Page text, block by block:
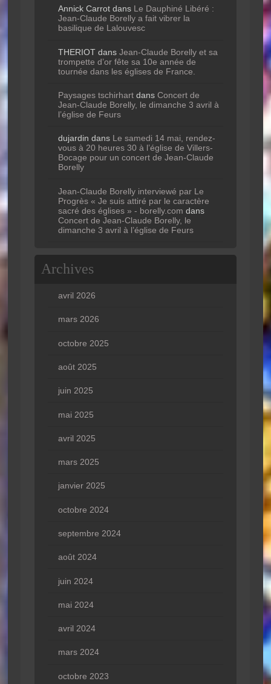
Annick Carrotdans Le Dauphiné Libéré :
Jean-Claude Borelly a fait vibrer la
basilique de Lalouvesc
THERIOTdans Jean-Claude Borelly et sa
trompette d’or fête sa 10e année de
tournée dans les églises de France.
Paysages tschirhartdans Concert de
Jean-Claude Borelly, le dimanche 3 avril à
l’église de Feurs
dujardin dans Le samedi 14 mai, rendez-
vous à 20 heures 30 à l’église de Villers-
Bocage pour un concert de Jean-Claude
Borelly
Jean-Claude Borelly interviewé par Le
Progrès « Je suis attiré par le caractère
sacré des églises » - borelly.com dans
Concert de Jean-Claude Borelly, le
dimanche 3 avril à l’église de Feurs
Archives
avril 2026
mars 2026
octobre 2025
août 2025
juin 2025
mai 2025
avril 2025
mars 2025
janvier 2025
octobre 2024
septembre 2024
août 2024
juin 2024
mai 2024
avril 2024
mars 2024
octobre 2023